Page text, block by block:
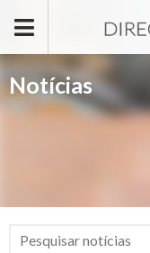
Notícias